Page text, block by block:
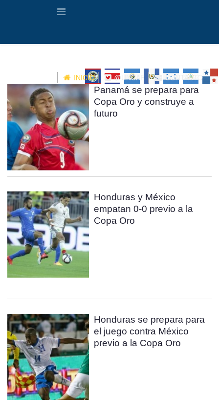
INICIO @UNCAF CONTACTO
Panamá se prepara para
Copa Oro y construye a
futuro
Honduras y México
empatan 0-0 previo a la
Copa Oro
Honduras se prepara para
el juego contra México
previo a la Copa Oro